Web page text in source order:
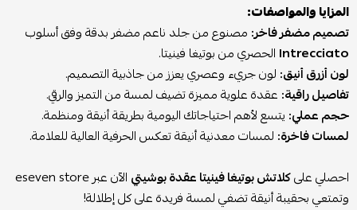
المزايا والمواصفات:
تصميم مضفر فاخر: مصنوع من جلد ناعم مضفر بدقة وفق أسلوب
Intrecciato الحصري من بوتيغا فينيتا.
لون أزرق أنيق: لون جريء وعصري يعزز من جاذبية التصميم.
تفاصيل راقية: عقدة علوية مميزة تضيف لمسة من التميز والرقي.
حجم عملي: يتسع لأهم احتياجاتك اليومية بطريقة أنيقة ومنظمة.
لمسات فاخرة: لمسات معدنية أنيقة تعكس الحرفية العالية للعلامة.
احصلي علىكلاتش بوتيغا فينيتا عقدة بوشيتي
الآن عبر eseven store
وتمتعي بحقيبة أنيقة تضفي لمسة فريدة على كل إطلالة!